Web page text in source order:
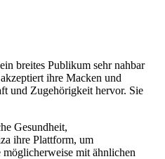
breites Publikum sehr nahbar
ihre Macken und
und Zugehörigkeit hervor. Sie
Gesundheit,
ihre Plattform, um
mit ähnlichen